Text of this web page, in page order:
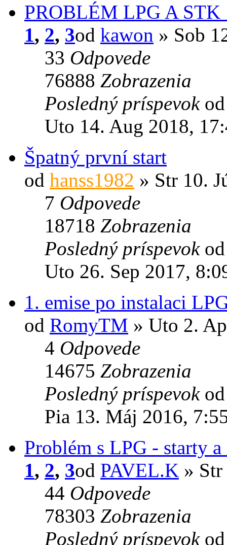
PROBLÉM LPG A STK
1, 2, 3od kawon » Sob
33 Odpovede
76888 Zobrazenia
Posledný príspevok
Uto 14. Aug 2018,
Špatný první start
od hanss1982 » Str 10.
7 Odpovede
18718 Zobrazenia
Posledný príspevok
Uto 26. Sep 2017,
1. emise po instalaci
od RomyTM » Uto 2.
4 Odpovede
14675 Zobrazenia
Posledný príspevok
Pia 13. Máj 2016,
Problém s LPG - starty
1, 2, 3od PAVEL.K »
44 Odpovede
78303 Zobrazenia
Posledný príspevok